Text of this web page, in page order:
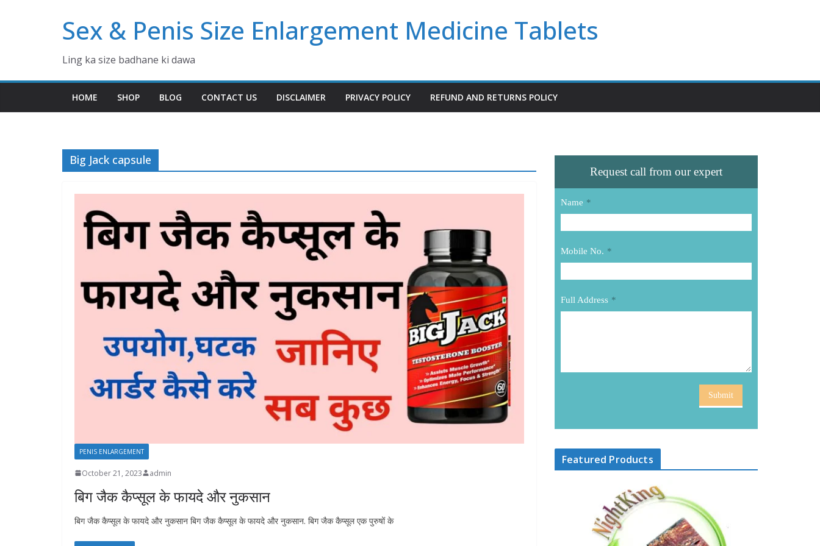
Sex & Penis Size Enlargement Medicine Tablets
Ling ka size badhane ki dawa
HOME SHOP BLOG CONTACT US DISCLAIMER PRIVACY POLICY REFUND AND RETURNS POLICY
Big Jack capsule
PENIS ENLARGEMENT
October 21, 2023 admin
बिग जैक कैप्सूल के फायदे और नुकसान
बिग जैक कैप्सूल के फायदे और नुकसान बिग जैक कैप्सूल के फायदे और नुकसान. बिग जैक कैप्सूल एक पुरुषों के
Request call from our expert
Name *
Mobile No. *
Full Address *
Submit
Featured Products